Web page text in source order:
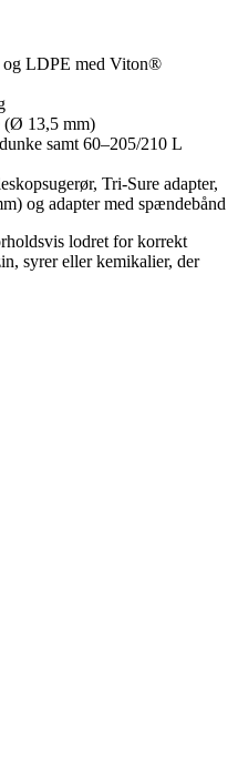
og LDPE med Viton®
(Ø 13,5 mm)
samt 60–205/210 L
Tri-Sure adapter,
og adapter med spændebånd
lodret for korrekt
syrer eller kemikalier, der